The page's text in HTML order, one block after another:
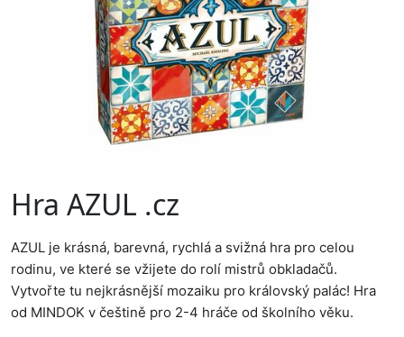
Hra AZUL .cz
AZUL je krásná, barevná, rychlá a svižná hra pro celou
rodinu, ve které se vžijete do rolí mistrů obkladačů.
Vytvořte tu nejkrásnější mozaiku pro královský palác! Hra
od MINDOK v češtině pro 2-4 hráče od školního věku.